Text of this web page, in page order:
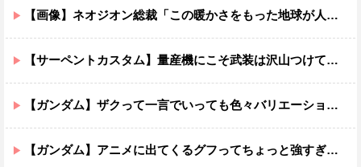
【画像】ネオジオン総裁「この暖かさをもった地球が人間さえ破壊するんだ（汗だく）」
【サーペントカスタム】量産機にこそ武装は沢山つけてほしいよね
【ガンダム】ザクって一言でいっても色々バリエーションがあるよね
【ガンダム】アニメに出てくるグフってちょっと強すぎじゃない？